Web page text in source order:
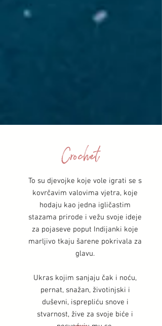
Crochet
To su djevojke koje vole igrati se s
kovrčavim valovima vjetra, koje
hodaju kao jedna igličastim
stazama prirode i vežu svoje ideje
za pojaseve poput Indijanki koje
marljivo tkaju šarene pokrivala za
glavu.
Ukras kojim sanjaju čak i noću,
pernat, snažan, životinjski i
duševni, isprepliću snove i
stvarnost, žive za svoje biće i